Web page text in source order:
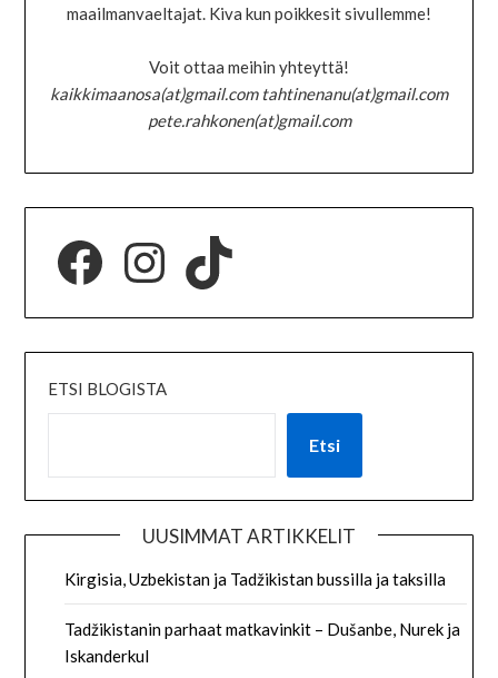
maailmanvaeltajat. Kiva kun poikkesit sivullemme!
Voit ottaa meihin yhteyttä!
kaikkimaanosa(at)gmail.com tahtinenanu(at)gmail.com
pete.rahkonen(at)gmail.com
ETSI BLOGISTA
Etsi
UUSIMMAT ARTIKKELIT
Kirgisia, Uzbekistan ja Tadžikistan bussilla ja taksilla
Tadžikistanin parhaat matkavinkit – Dušanbe, Nurek ja
Iskanderkul